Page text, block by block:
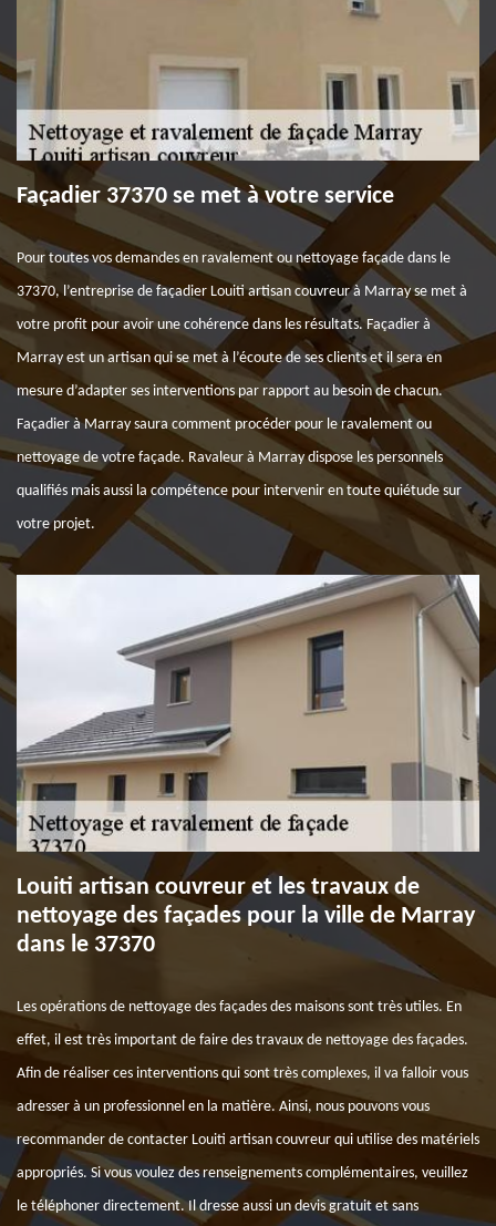
Façadier 37370 se met à votre service
Pour toutes vos demandes en ravalement ou nettoyage façade dans le
37370, l’entreprise de façadier Louiti artisan couvreur à Marray se met à
votre profit pour avoir une cohérence dans les résultats. Façadier à
Marray est un artisan qui se met à l’écoute de ses clients et il sera en
mesure d’adapter ses interventions par rapport au besoin de chacun.
Façadier à Marray saura comment procéder pour le ravalement ou
nettoyage de votre façade. Ravaleur à Marray dispose les personnels
qualifiés mais aussi la compétence pour intervenir en toute quiétude sur
votre projet.
Louiti artisan couvreur et les travaux de
nettoyage des façades pour la ville de Marray
dans le 37370
Les opérations de nettoyage des façades des maisons sont très utiles. En
effet, il est très important de faire des travaux de nettoyage des façades.
Afin de réaliser ces interventions qui sont très complexes, il va falloir vous
adresser à un professionnel en la matière. Ainsi, nous pouvons vous
recommander de contacter Louiti artisan couvreur qui utilise des matériels
appropriés. Si vous voulez des renseignements complémentaires, veuillez
le téléphoner directement. Il dresse aussi un devis gratuit et sans